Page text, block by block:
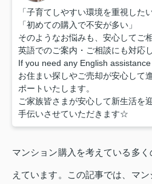
「子育てしやすい環境を重視したい
「初めての購入で不安が多い」
そのようなお悩みも、安心してご
英語でのご案内・ご相談にも対応
If you need any English assistance
お住まい探しやご売却が安心して
ポートいたします。
ご家族皆さまが安心して新生活を
手伝いさせていただきます☆
マンション購入を考えている多
えています。この記事では、マ